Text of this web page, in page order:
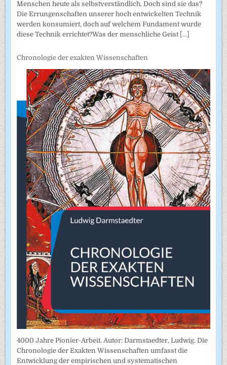
Menschen heute als selbstverständlich. Doch sind sie das?
Die Errungenschaften unserer hoch entwickelten Technik
werden konsumiert, doch auf welchem Fundament wurde
diese Technik errichtet?Was der menschliche Geist [...]
Chronologie der exakten Wissenschaften
4000 Jahre Pionier-Arbeit. Autor: Darmstaedter, Ludwig. Die
Chronologie der Exakten Wissenschaften umfasst die
Entwicklung der empirischen und systematischen